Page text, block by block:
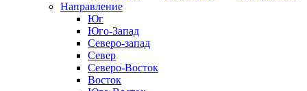
Направление
Юг
Юго-Запад
Северо-запад
Север
Северо-Восток
Восток